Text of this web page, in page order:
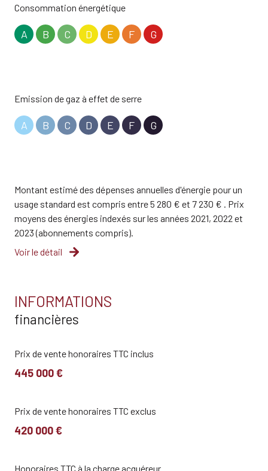
cuisine séparée (équipée)
Chauffage individuel : chaudière (fioul)
Chauffage individuel : air pulsé (climatisation)
2 niveau(x)
terrasse
piscinable
Consommation énergétique
A B C D E F G
Emission de gaz à effet de serre
A B C D E F G
Montant estimé des dépenses annuelles d'énergie pour un
usage standard est compris entre 5 280 € et 7 230 € . Prix
moyens des énergies indexés sur les années 2021, 2022 et
2023 (abonnements compris).
Voir le détail
INFORMATIONS
financières
Prix de vente honoraires TTC inclus
445 000 €
Prix de vente honoraires TTC exclus
420 000 €
Honoraires TTC à la charge acquéreur